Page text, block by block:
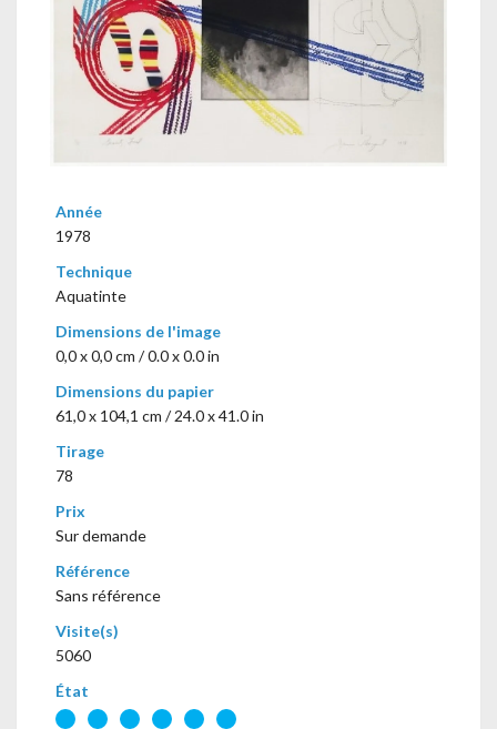
Année
1978
Technique
Aquatinte
Dimensions de l'image
0,0 x 0,0 cm / 0.0 x 0.0 in
Dimensions du papier
61,0 x 104,1 cm / 24.0 x 41.0 in
Tirage
78
Prix
Sur demande
Référence
Sans référence
Visite(s)
5060
État